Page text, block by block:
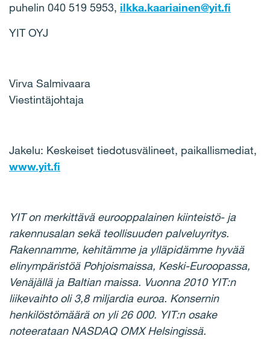
puhelin 040 519 5953, ilkka.kaariainen@yit.fi
YIT OYJ
Virva Salmivaara
Viestintäjohtaja
Jakelu: Keskeiset tiedotusvälineet, paikallismediat,
www.yit.fi
YIT on merkittävä eurooppalainen kiinteistö- ja
rakennusalan sekä teollisuuden palveluyritys.
Rakennamme, kehitämme ja ylläpidämme hyvää
elinympäristöä Pohjoismaissa, Keski-Euroopassa,
Venäjällä ja Baltian maissa. Vuonna 2010 YIT:n
liikevaihto oli 3,8 miljardia euroa. Konsernin
henkilöstömäärä on yli 26 000. YIT:n osake
noteerataan NASDAQ OMX Helsingissä.